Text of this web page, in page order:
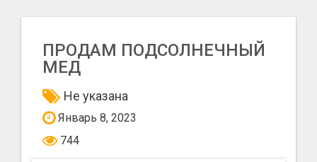
ПРОДАМ ПОДСОЛНЕЧНЫЙ
МЕД
Не указана
Январь 8, 2023
744